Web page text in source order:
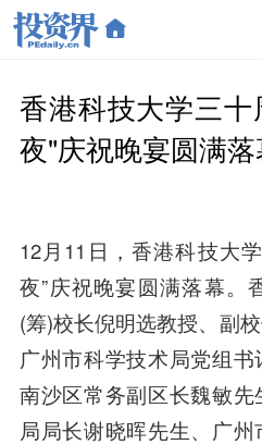
香港科技大学三
夜"庆祝晚宴圆满
12月11日，香港科技大
夜”庆祝晚宴圆满落幕。
(筹)校长倪明选教授、副
广州市科学技术局党组
南沙区常务副区长魏敏
局局长谢晓晖先生、广